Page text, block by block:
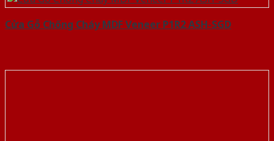
Cửa Gỗ Chống Cháy MDF Veneer P1R2 ASH-SGD